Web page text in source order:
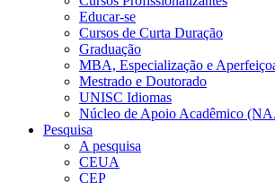
Educar-se
Cursos de Curta Duração
Graduação
MBA, Especialização e
Mestrado e Doutorado
UNISC Idiomas
Núcleo de Apoio Acadêmico
Pesquisa
A pesquisa
CEUA
CEP